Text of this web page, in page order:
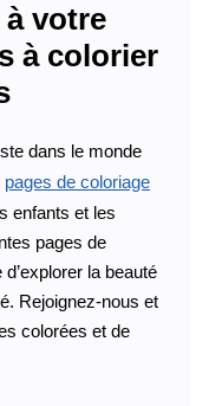
votre
à colorier
dans le monde
pages de coloriage
enfants et les
pages de
la beauté
Rejoignez-nous et
colorées et de